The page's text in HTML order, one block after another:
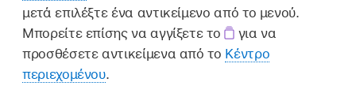
μετά επιλέξτε ένα αντικείμενο από το μενού.
Μπορείτε επίσης να αγγίξετε το
για να
προσθέσετε αντικείμενα από το Κέντρο
περιεχομένου.